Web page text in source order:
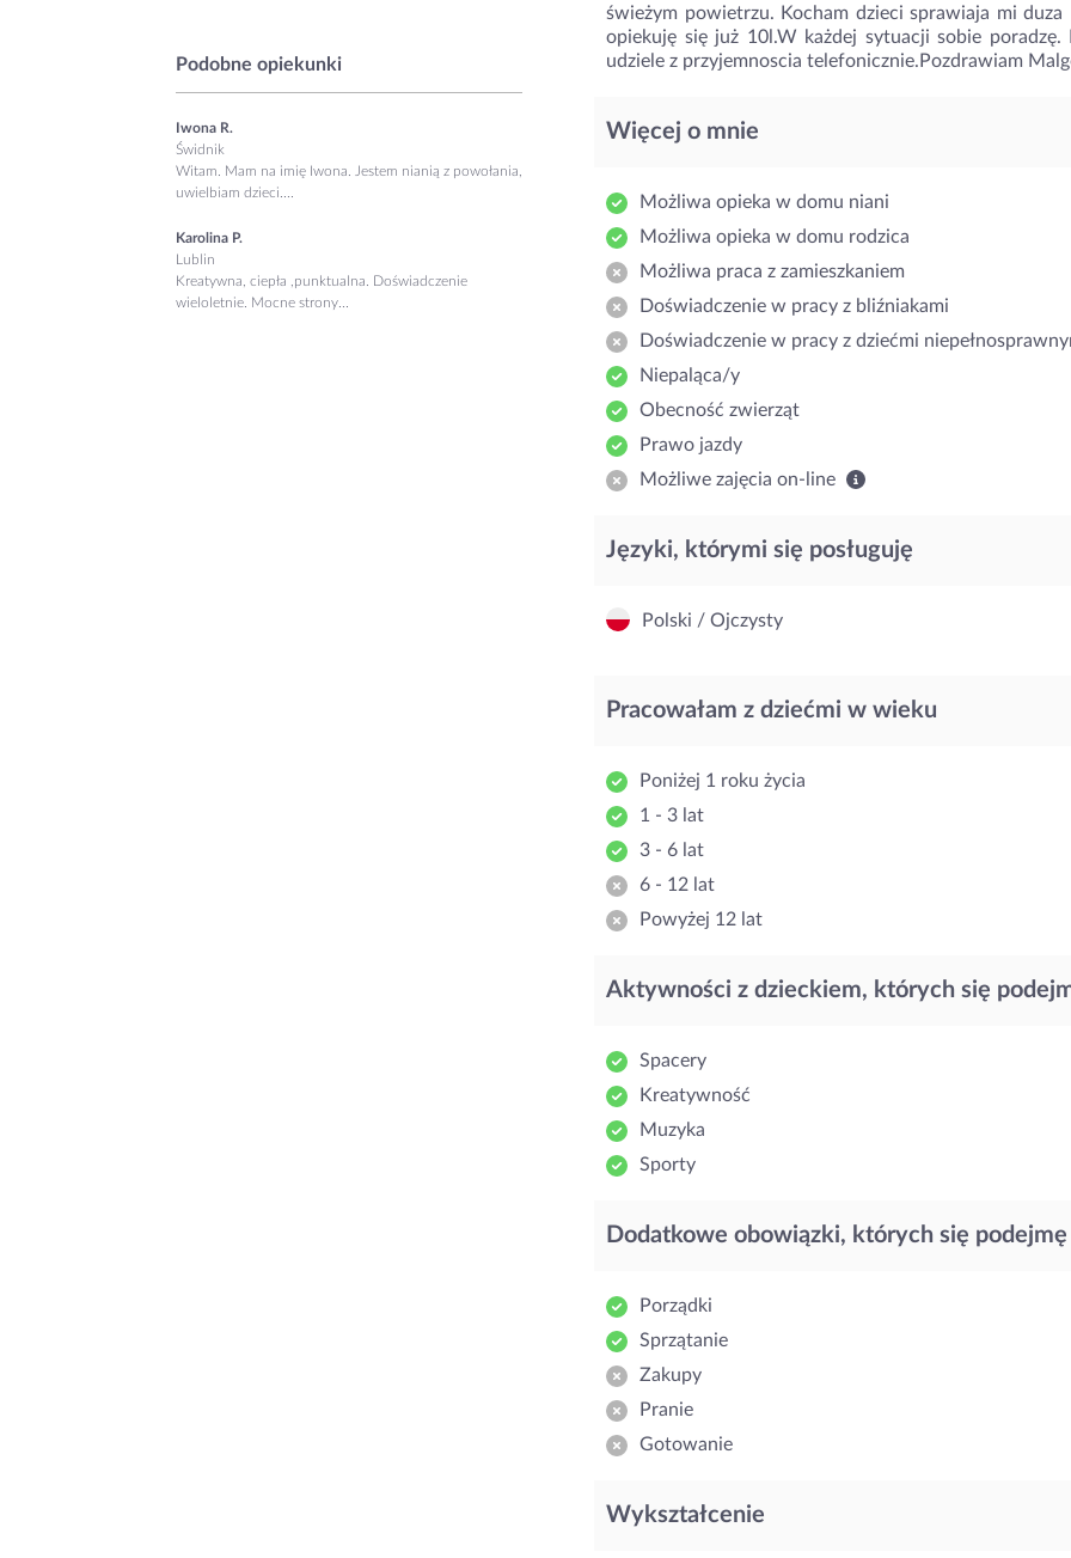
Podobne opiekunki
Iwona R.
Świdnik
Witam. Mam na imię Iwona. Jestem nianią z powołania,
uwielbiam dzieci....
Karolina P.
Lublin
Kreatywna, ciepła ,punktualna. Doświadczenie
wieloletnie. Mocne strony...
świeżym powietrzu. Kocham dzieci sprawiaja mi
opiekuję się już 10l.W każdej sytuacji sobie
udziele z przyjemnoscia telefonicznie.Pozdrawiam
Więcej o mnie
Możliwa opieka w domu niani
Możliwa opieka w domu rodzica
Możliwa praca z zamieszkaniem
Doświadczenie w pracy z bliźniakami
Doświadczenie w pracy z dziećmi
Niepaląca/y
Obecność zwierząt
Prawo jazdy
Możliwe zajęcia on-line
Języki, którymi się posługuję
Polski / Ojczysty
Pracowałam z dziećmi w wieku
Poniżej 1 roku życia
1 - 3 lat
3 - 6 lat
6 - 12 lat
Powyżej 12 lat
Aktywności z dzieckiem, których się
Spacery
Kreatywność
Muzyka
Sporty
Dodatkowe obowiązki, których się podejmę
Porządki
Sprzątanie
Zakupy
Pranie
Gotowanie
Wykształcenie